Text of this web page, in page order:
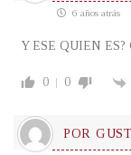
6 años atrás
Y ESE QUIEN
0 0
POR